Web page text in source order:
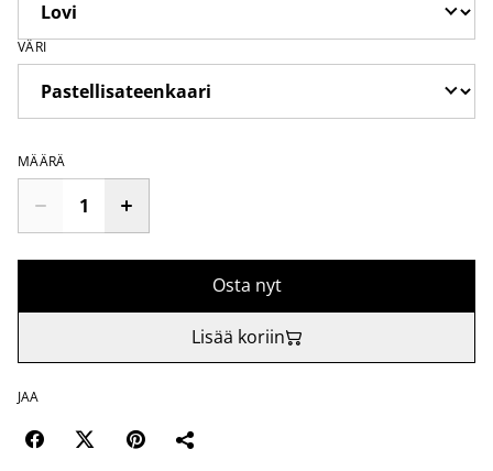
VÄRI
MÄÄRÄ
Osta nyt
Lisää koriin
JAA